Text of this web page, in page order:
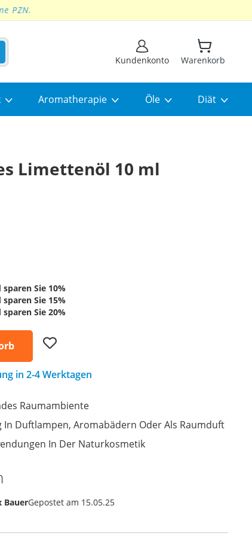
Suchen
Kundenkonto
Warenkorb
Aromatherapie Öle Diät
Limettenöl 10 ml
sparen Sie10%
sparen Sie15%
sparen Sie20%
List
in 2-4 Werktagen
Raumambiente
In Duftlampen, Aromabädern Oder Als Raumduft
In Der Naturkosmetik
BauerGepostet am 15.05.25